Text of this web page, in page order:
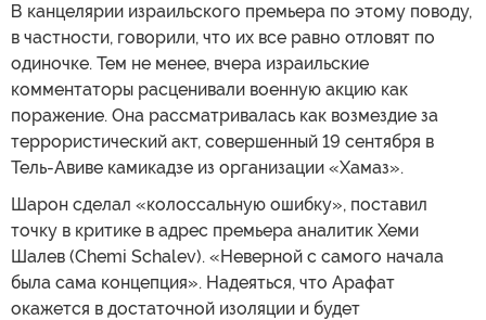
В канцелярии израильского премьера по этому поводу,
в частности, говорили, что их все равно отловят по
одиночке. Тем не менее, вчера израильские
комментаторы расценивали военную акцию как
поражение. Она рассматривалась как возмездие за
террористический акт, совершенный 19 сентября в
Тель-Авиве камикадзе из организации «Хамаз».
Шарон сделал «колоссальную ошибку», поставил
точку в критике в адрес премьера аналитик Хеми
Шалев (Chemi Schalev). «Неверной с самого начала
была сама концепция». Надеяться, что Арафат
окажется в достаточной изоляции и будет